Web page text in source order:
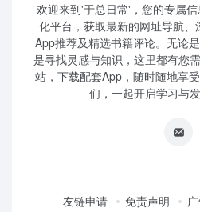
欢迎来到'于总日常'，您的专属
化平台，获取最新的网址导航
App推荐及精选书籍评论。无论
是寻找灵感与知识，这里都有您
站，下载配套App，随时随地享
们，一起开启学习与
友链申请 免责声明